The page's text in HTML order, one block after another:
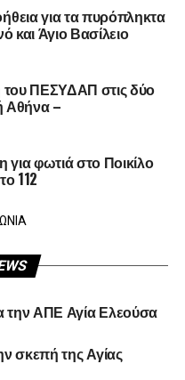
για τα πυρόπληκτα
και Άγιο Βασίλειο
ΠΕΣΥΔΑΠ στις δύο
Αθήνα –
φωτιά στο Ποικίλο
112
την ΑΠΕ Αγία Ελεούσα
σκεπή της Αγίας